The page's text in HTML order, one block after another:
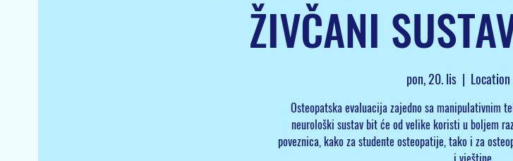
ŽIVČANI
pon, 20. lis
  |
Location
Osteopatska evaluacija zajedno sa manipulativnim
neurološki sustav bit će od velike koristi u boljem
poveznica, kako za studente osteopatije, tako i za